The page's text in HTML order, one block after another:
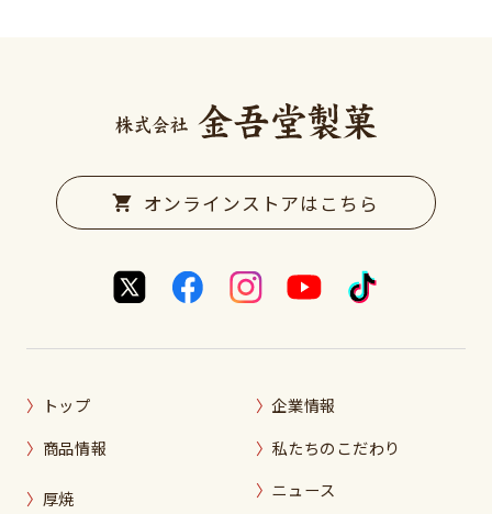
オンラインストアはこちら
トップ
商品情報
厚焼
企業情報
私たちのこだわり
ニュース